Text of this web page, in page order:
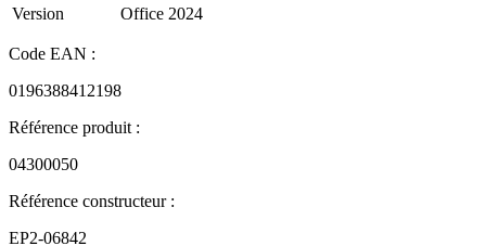
Version
Office 2024
Code EAN :
0196388412198
Référence produit :
04300050
Référence constructeur :
EP2-06842